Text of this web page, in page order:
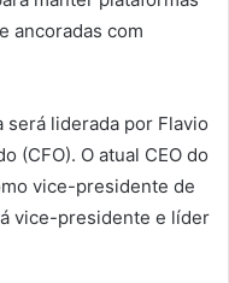
ancoradas com
será liderada por Flavio
(CFO). O atual CEO do
vice-presidente de
vice-presidente e líder